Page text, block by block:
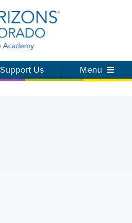
Support Us Menu